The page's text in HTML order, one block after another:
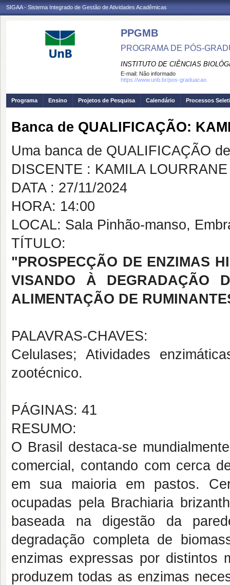
SIGAA - Sistema Integrado de Gestão de Atividades Acadêmicas
PPGMB
PROGRAMA DE PÓS-
INSTITUTO DE CIÊNCIAS
E-mail: Não informado
https://www.unb.br/pos-graduacao
Programa Ensino Projetos de Pesquisa Calendário Processos
Banca de QUALIFICAÇÃO:
Uma banca de QUALIFICAÇÃO
DISCENTE : KAMILA
DATA : 27/11/2024
HORA: 14:00
LOCAL: Sala Pinhão-manso,
TÍTULO:
"PROSPECÇÃO DE ENZIMAS
VISANDO À DEGRADAÇÃO
ALIMENTAÇÃO DE
PALAVRAS-CHAVES:
Celulases; Atividades
zootécnico.
PÁGINAS: 41
RESUMO:
O Brasil destaca-se
comercial, contando com cerca
em sua maioria em pastos.
ocupadas pela Brachiaria
baseada na digestão da
degradação completa de
enzimas expressas por distintos
produzem todas as enzimas